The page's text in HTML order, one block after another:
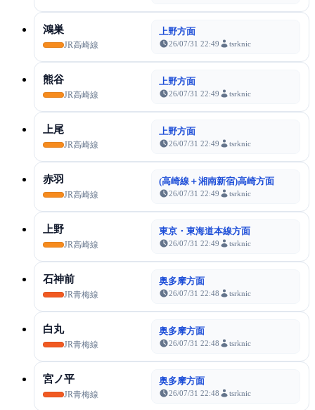
鴻巣
JR高崎線
上野方面
26/07/31 22:49 tsrknic
熊谷
JR高崎線
上野方面
26/07/31 22:49 tsrknic
上尾
JR高崎線
上野方面
26/07/31 22:49 tsrknic
赤羽
JR高崎線
(高崎線＋湘南新宿)高崎方面
26/07/31 22:49 tsrknic
上野
JR高崎線
東京・東海道本線方面
26/07/31 22:49 tsrknic
石神前
JR青梅線
奥多摩方面
26/07/31 22:48 tsrknic
白丸
JR青梅線
奥多摩方面
26/07/31 22:48 tsrknic
宮ノ平
JR青梅線
奥多摩方面
26/07/31 22:48 tsrknic